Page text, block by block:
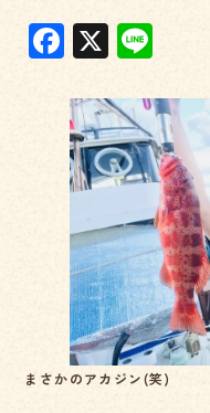
F
c
e
b
o
o
k
X
e
まさかのアカジン(笑)